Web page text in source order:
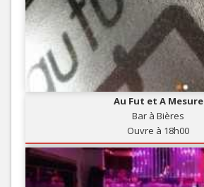
Au Fut et A Mesure
Bar à Bières
Ouvre à 18h00